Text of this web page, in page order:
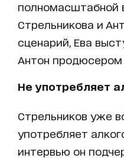
полномасштабной
Стрельникова и
сценарий, Ева
Антон
Не употребляет
Стрельников уже
употребляет
интервью он